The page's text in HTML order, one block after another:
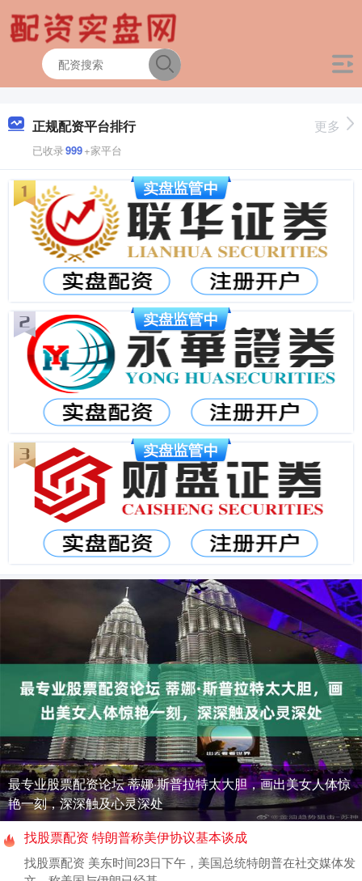
正规配资平台排行
已收录999+家平台
更多
最专业股票配资论坛 蒂娜·斯普拉特太大胆，画出美女人体惊
艳一刻，深深触及心灵深处
找股票配资 特朗普称美伊协议基本谈成
找股票配资 美东时间23日下午，美国总统特朗普在社交媒体发